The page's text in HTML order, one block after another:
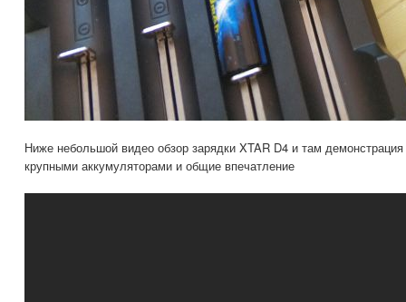
Ниже небольшой видео обзор зарядки XTAR D4 и там
крупными аккумуляторами и общие впечатление